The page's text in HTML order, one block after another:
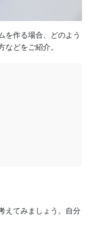
を作る場合、どのよう
などをご紹介。
えてみましょう。自分